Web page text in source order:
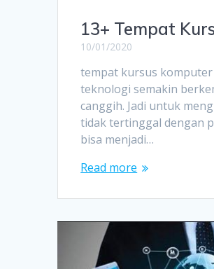
13+ Tempat
10/01/2020
tempat kursus
teknologi semakin
canggih. Jadi untuk
tidak tertinggal dengan
bisa menjadi…
Read more